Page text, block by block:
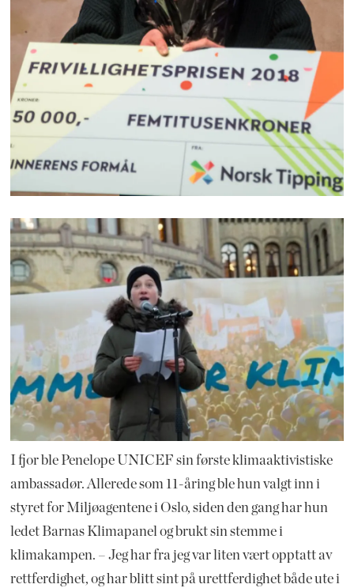
I fjor ble Penelope UNICEF sin første klimaaktivistiske
ambassadør. Allerede som 11-åring ble hun valgt inn i
styret for Miljøagentene i Oslo, siden den gang har hun
ledet Barnas Klimapanel og brukt sin stemme i
klimakampen. – Jeg har fra jeg var liten vært opptatt av
rettferdighet, og har blitt sint på urettferdighet både ute i